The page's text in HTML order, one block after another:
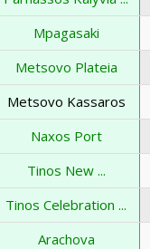
Mpagasaki
Metsovo Plateia
Metsovo Kassaros
Naxos Port
Tinos New ...
Tinos Celebration ...
Arachova